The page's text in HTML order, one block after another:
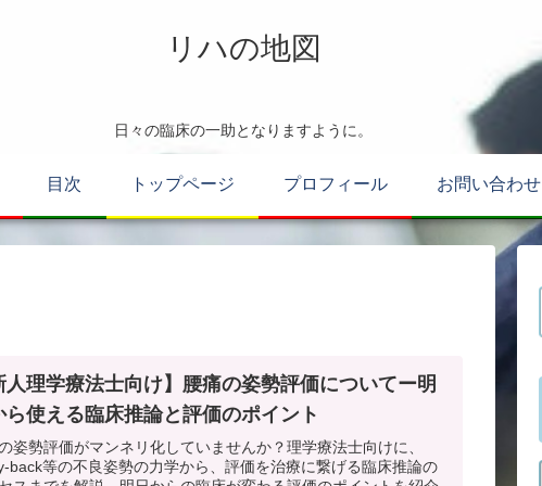
リハの地図
日々の臨床の一助となりますように。
目次 トップページ プロフィール お問い合わせ
人理学療法士向け】腰痛の姿勢評価についてー明
ら使える臨床推論と評価のポイント
姿勢評価がマンネリ化していませんか？理学療法士向けに、
back等の不良姿勢の力学から、評価を治療に繋げる臨床推論の